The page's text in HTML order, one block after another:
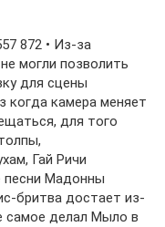
872 • Из-за
могли позволить
для сцены
когда камера меняет
для того
Гай Ричи
песни Мадонны
бритва достает из-
самое делал Мыло в